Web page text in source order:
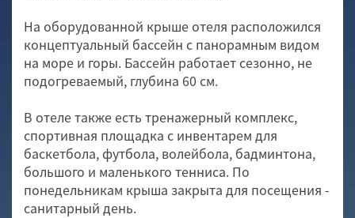
На оборудованной крыше отеля расположился
концептуальный бассейн с панорамным видом
на море и горы. Бассейн работает сезонно, не
подогреваемый, глубина 60 см.
В отеле также есть тренажерный комплекс,
спортивная площадка с инвентарем для
баскетбола, футбола, волейбола, бадминтона,
большого и маленького тенниса. По
понедельникам крыша закрыта для посещения -
санитарный день.